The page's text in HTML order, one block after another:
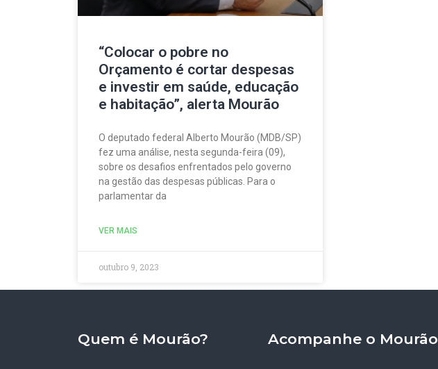
“Colocar o pobre no
Orçamento é cortar despesas
e investir em saúde, educação
e habitação”, alerta Mourão
O deputado federal Alberto Mourão (MDB/SP)
fez uma análise, nesta segunda-feira (09),
sobre os desafios enfrentados pelo governo
na gestão das despesas públicas. Para o
parlamentar da
VER MAIS
outubro 9, 2023
Quem é Mourão? Acompanhe o Mourão